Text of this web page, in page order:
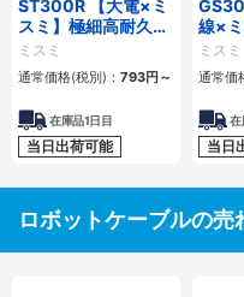
ST300R 【大電×ミ
スミ】極細高耐久ロ
ボットケーブル（シ
ールド無・有）
ミスミ
通常価格(税別)： 793円 ～
在庫品1日目
当日出荷可能
線×
曲銅
ーブ
無・
ミスミ
通常価
在
当日
ロボットケーブルの売